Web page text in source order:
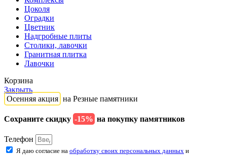
Цоколя
Оградки
Цветник
Надгробные плиты
Столики, лавочки
Гранитная плитка
Лавочки
Корзина
Закрыть
Осенняя акция на Резные памятники
Сохраните скидку -15% на покупку памятников
Телефон
Я даю согласие на обработку своих персональных данных и